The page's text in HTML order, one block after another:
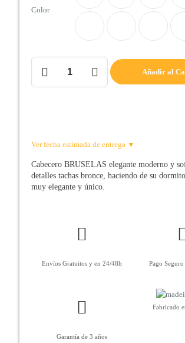
Color
Cabecero
cama
Añadir al
Ver fecha estimada de entrega ▼
Cabecero BRUSELAS elegante moderno y
detalles tachas bronce, haciendo de su
muy elegante y único.
Envíos Gratuitos y en 24/48h Pago
Garantía de 3 años
Fabricado